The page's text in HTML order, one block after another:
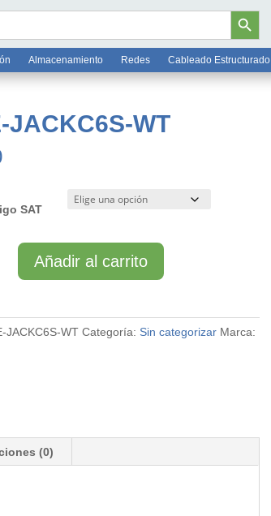
Botón de búsqueda
Almacenamiento Redes Cableado Estructurado
JACKC6S-WT
SAT
Añadir al carrito
JACKC6S-WT Categoría: Sin categorizar Marca:
(0)